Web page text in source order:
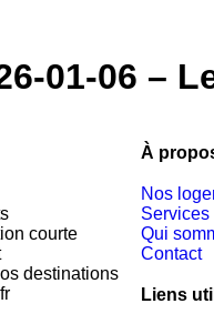
01-06 –
courte
destinations
À
Nos
Services
Qui
Contact
Liens